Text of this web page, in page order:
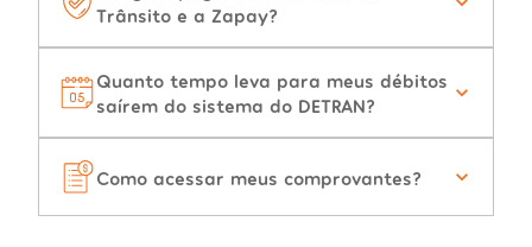
Trânsito e a Zapay?
Quanto tempo leva para meus débitos
saírem do sistema do DETRAN?
Como acessar meus comprovantes?